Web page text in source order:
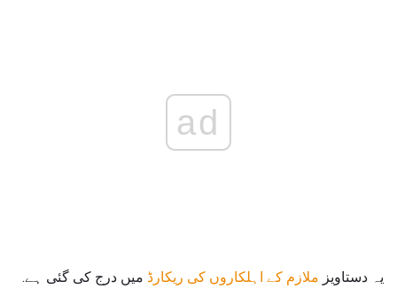
ad
یہ دستاویز ملازم کے اہلکاروں کی ریکارڈ میں درج کی گئی ہے.